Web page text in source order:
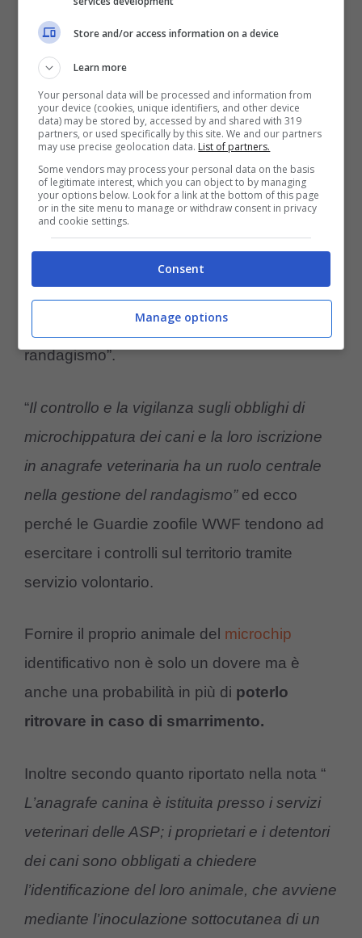
Le guardie delWWF hanno ricordato che il
loro primo obbiettivo è quello di far
rispettare le leggi sia nazionali che
regionali, responsabilizzando i cittadini e
scoraggiando gli abbandoni, mentre il
loro secondo obbiettivo sarebbe quello di
“incentivare il senso di educazione civica al
rispetto degli animali: l’aumentata sensibilità
nei confronti del benessere animale e dei
diritti degli animali sta cambiando sempre di
più l’approccio nella gestione del problema
randagismo”.
“Il controllo e la vigilanza sugli obblighi di
microchippatura dei cani e la loro iscrizione
in anagrafe veterinaria ha un ruolo centrale
nella gestione del randagismo”ed ecco
perché le Guardie zoofile WWF tendono ad
esercitare i controlli sul territorio tramite
servizio volontario.
Fornire il proprio animale del microchip
identificativo non è solo un dovere ma è
anche una probabilità in più di poterlo
ritrovare in caso di smarrimento.
Inoltre secondo quanto riportato nella nota “
L’anagrafe canina è istituita presso i servizi
veterinari delle ASP; i proprietari e i detentori
dei cani sono obbligati a chiedere
l’identificazione del loro animale, che avviene
mediante l’inoculazione sottocutanea di un
Store and/or access information on a device
Learn more
Your personal data will be processed and information from
your device (cookies, unique identifiers, and other device
data) may be stored by, accessed by and shared with 319
partners, or used specifically by this site. We and our partners
may use precise geolocation data. List of partners.
Some vendors may process your personal data on the basis
of legitimate interest, which you can object to by managing
your options below. Look for a link at the bottom of this page
or in the site menu to manage or withdraw consent in privacy
and cookie settings.
Consent
Manage options